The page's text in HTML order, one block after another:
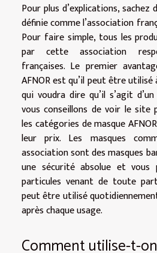
Pour plus d’explications, sachez
définie comme l’association
Pour faire simple, tous les
par cette association
françaises. Le premier
AFNOR est qu’il peut être utilisé
qui voudra dire qu’il s’agit
vous conseillons devoir le site
les catégories de masque
leur prix. Les masques
association sont des masques
une sécurité absolue et
particules venant de toute
peut être utilisé
après chaque usage.
Comment utilise-t-